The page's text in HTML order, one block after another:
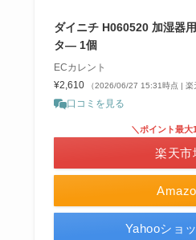
ダイニチ H060520 加湿器
タ— 1個
ECカレント
¥2,610
（2026/06/27 15:31時点 | 楽
口コミを見る
＼ポイント最大
楽天市
Yahooショ